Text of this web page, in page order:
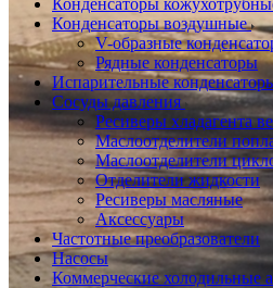
Конденсаторы
Конденсаторы воздушные
V-образные
Рядные конденсаторы
Испарительные
Сосуды давления
Ресиверы хладагента
Маслоотделители
Маслоотделители
Отделители жидкости
Ресиверы масляные
Аксессуары
Частотные преобразователи
Насосы
Коммерческие холодильные